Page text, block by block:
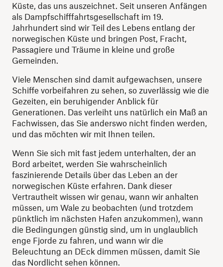
Küste, das uns auszeichnet. Seit unseren Anfängen
als Dampfschifffahrtsgesellschaft im 19.
Jahrhundert sind wir Teil des Lebens entlang der
norwegischen Küste und bringen Post, Fracht,
Passagiere und Träume in kleine und große
Gemeinden.
Viele Menschen sind damit aufgewachsen, unsere
Schiffe vorbeifahren zu sehen, so zuverlässig wie die
Gezeiten, ein beruhigender Anblick für
Generationen. Das verleiht uns natürlich ein Maß an
Fachwissen, das Sie anderswo nicht finden werden,
und das möchten wir mit Ihnen teilen.
Wenn Sie sich mit fast jedem unterhalten, der an
Bord arbeitet, werden Sie wahrscheinlich
faszinierende Details über das Leben an der
norwegischen Küste erfahren. Dank dieser
Vertrautheit wissen wir genau, wann wir anhalten
müssen, um Wale zu beobachten (und trotzdem
pünktlich im nächsten Hafen anzukommen), wann
die Bedingungen günstig sind, um in unglaublich
enge Fjorde zu fahren, und wann wir die
Beleuchtung an DEck dimmen müssen, damit Sie
das Nordlicht sehen können.